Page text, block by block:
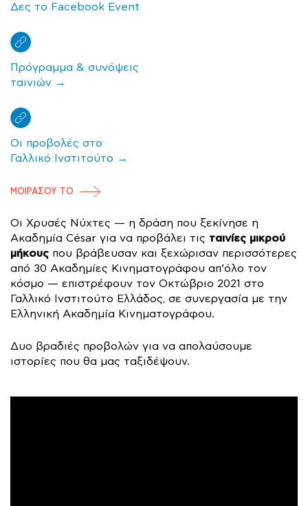
Οι Χρυσές Νύχτες — η δράση που ξεκίνησε η
Ακαδημία César για να προβάλει τις ταινίες μικρού
μήκους που βράβευσαν και ξεχώρισαν περισσότερες
από 30 Ακαδημίες Κινηματογράφου απ’όλο τον
κόσμο — επιστρέφουν τον Οκτώβριο 2021 στο
Γαλλικό Ινστιτούτο Ελλάδος, σε συνεργασία με την
Ελληνική Ακαδημία Κινηματογράφου.
Δυο βραδιές προβολών για να απολαύσουμε
ιστορίες που θα μας ταξιδέψουν.
Δες το Facebook Event
Πρόγραμμα & συνόψεις
ταινιών →
Οι προβολές στο
Γαλλικό Ινστιτούτο →
ΜΟΙΡΑΣΟΥ ΤΟ